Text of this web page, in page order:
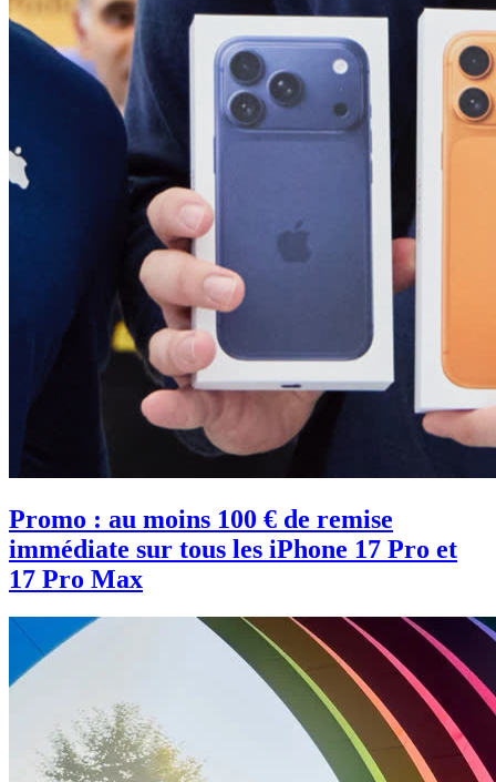
Promo : au moins 100 € de remise
immédiate sur tous les iPhone 17 Pro et
17 Pro Max